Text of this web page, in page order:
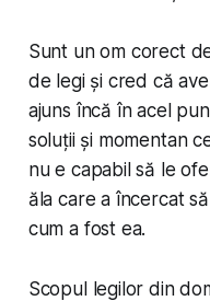
Sunt un om corect
de legi și cred că
ajuns încă în acel
soluții și momentan
nu e capabil să le
ăla care a încercat
cum a fost ea.
Scopul legilor din